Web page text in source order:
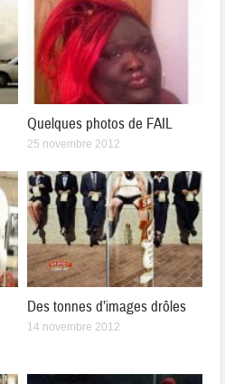
Quelques photos de FAIL
25 novembre 2012
Des tonnes d’images drôles
14 novembre 2012